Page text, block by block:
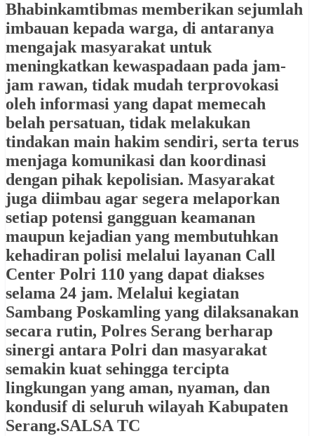
Bhabinkamtibmas memberikan sejumlah
imbauan kepada warga, di antaranya
mengajak masyarakat untuk
meningkatkan kewaspadaan pada jam-
jam rawan, tidak mudah terprovokasi
oleh informasi yang dapat memecah
belah persatuan, tidak melakukan
tindakan main hakim sendiri, serta terus
menjaga komunikasi dan koordinasi
dengan pihak kepolisian. Masyarakat
juga diimbau agar segera melaporkan
setiap potensi gangguan keamanan
maupun kejadian yang membutuhkan
kehadiran polisi melalui layanan Call
Center Polri 110 yang dapat diakses
selama 24 jam. Melalui kegiatan
Sambang Poskamling yang dilaksanakan
secara rutin, Polres Serang berharap
sinergi antara Polri dan masyarakat
semakin kuat sehingga tercipta
lingkungan yang aman, nyaman, dan
kondusif di seluruh wilayah Kabupaten
Serang.SALSA TC